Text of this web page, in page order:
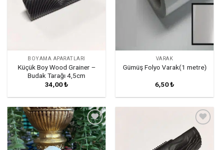
BOYAMA APARATLARI
Küçük Boy Wood Grainer –
Budak Tarağı 4,5cm
34,00₺
VARAK
Gümüş Folyo Varak(1 metre)
6,50₺
Favorilerime
Ekle
Favorilerime
Ekle